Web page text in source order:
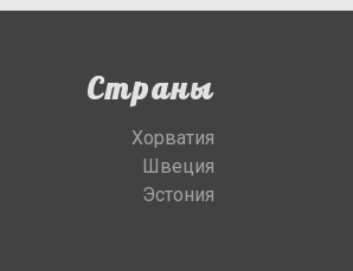
Страны
Хорватия
Швеция
Эстония